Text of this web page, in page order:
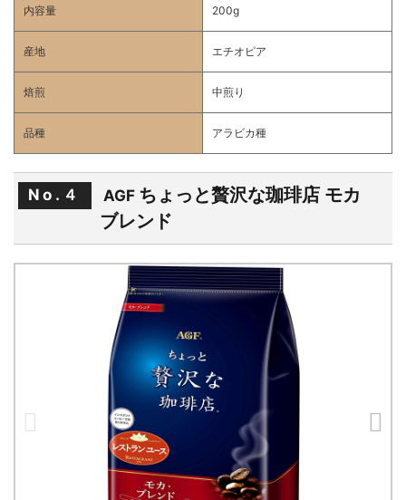
内容量 200g
産地 エチオピア
焙煎 中煎り
品種 アラビカ種
No.４ AGF ちょっと贅沢な珈琲店 モカ
ブレンド